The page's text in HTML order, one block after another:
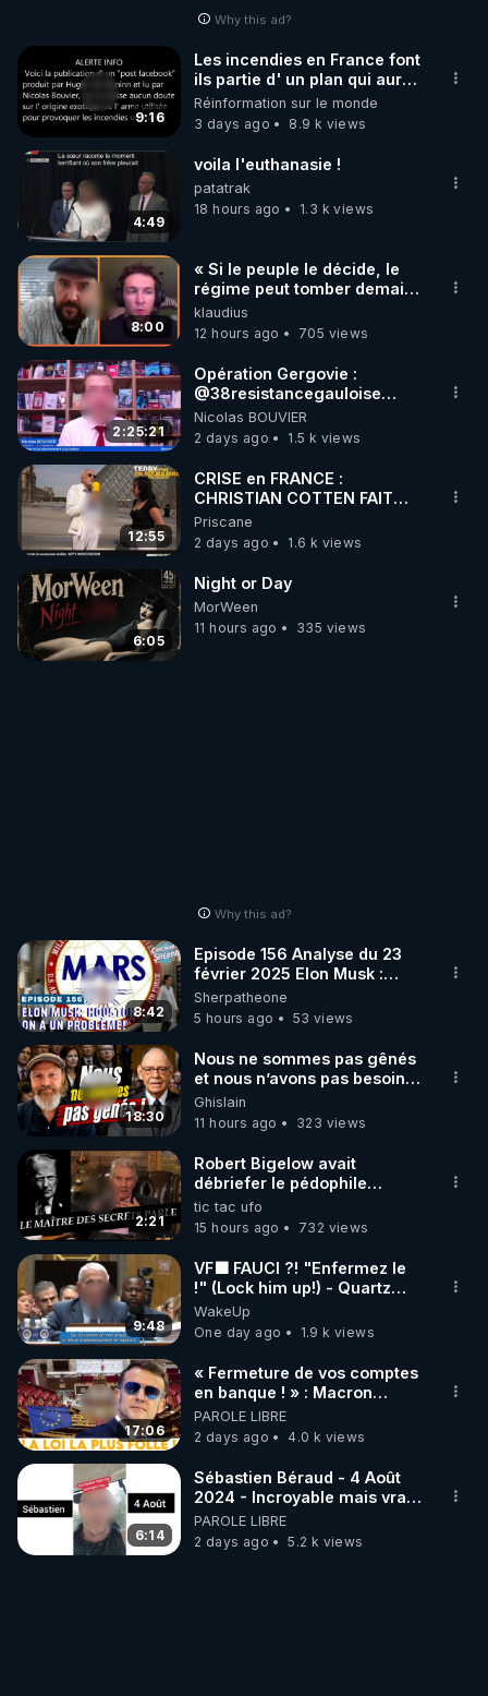
Why this ad?
9:16
Les incendies en France font
ils partie d' un plan qui aurait
débuté le 11 septembre 2001
?
Réinformation sur le monde
3 days ago
8.9 k views
4:49
voila l'euthanasie !
patatrak
18 hours ago
1.3 k views
8:00
« Si le peuple le décide, le
régime peut tomber demain !
»
klaudius
12 hours ago
705 views
2:25:21
Opération Gergovie :
‪@38resistancegauloise‬
‪@MarionSigautOfficiel‬
‪@gladysriifard5710‬ Laëtitia
Nicolas BOUVIER
2 days ago
1.5 k views
12:55
CRISE en FRANCE :
CHRISTIAN COTTEN FAIT
une étrange découverte
Priscane
2 days ago
1.6 k views
6:05
Night or Day
MorWeen
11 hours ago
335 views
Why this ad?
8:42
Episode 156 Analyse du 23
février 2025 Elon Musk :
Houston , on a un problème !
Sherpatheone
5 hours ago
53 views
18:30
Nous ne sommes pas gênés
et nous n’avons pas besoin
de nous excuser ! #jw
#jehovah #collegecentral
Ghislain
11 hours ago
323 views
2:21
Robert Bigelow avait
débriefer le pédophile
génocidaire de donald j
trump
tic tac ufo
15 hours ago
732 views
9:48
VF🟩 FAUCI ?! "Enfermez le
!" (Lock him up!) - Quartz
Traduction
WakeUp
One day ago
1.9 k views
17:06
« Fermeture de vos comptes
en banque ! » : Macron
impose une loi folle !
PAROLE LIBRE
2 days ago
4.0 k views
6:14
Sébastien Béraud - 4 Août
2024 - Incroyable mais vrai,
partagez svp...
PAROLE LIBRE
2 days ago
5.2 k views